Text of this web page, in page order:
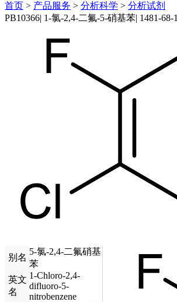
首页 > 产品服务 > 分析科学 > 分析试剂
PB10366| 1-氯-2,4-二氟-5-硝基苯| 1481-68-1
别名
5-氯-2,4-二氟硝基
苯
英文
名
1-Chloro-2,4-
difluoro-5-
nitrobenzene